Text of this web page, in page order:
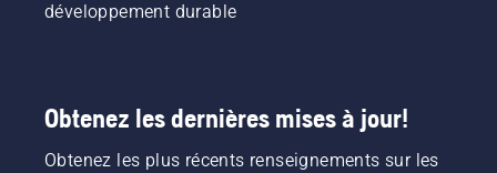
développement durable
Obtenez les dernières mises à jour!
Obtenez les plus récents renseignements sur les